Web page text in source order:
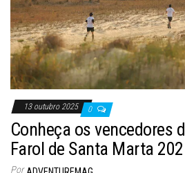
13 outubro 2025 0
Conheça os vencedores
Farol de Santa Marta
Por